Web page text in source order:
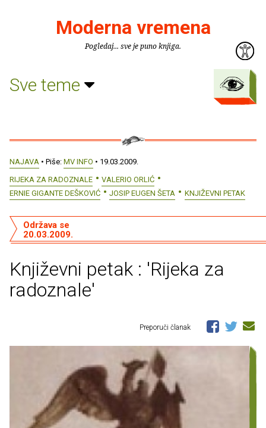
Moderna vremena
Pogledaj... sve je puno knjiga.
Sve teme
NAJAVA • Piše: MV INFO • 19.03.2009.
RIJEKA ZA RADOZNALE
VALERIO ORLIĆ
ERNIE GIGANTE DEŠKOVIĆ
JOSIP EUGEN ŠETA KNJIŽEVNI PETAK
Književni petak : 'Rijeka za
radoznale'
Održava se
20.03.2009.
Preporuči članak